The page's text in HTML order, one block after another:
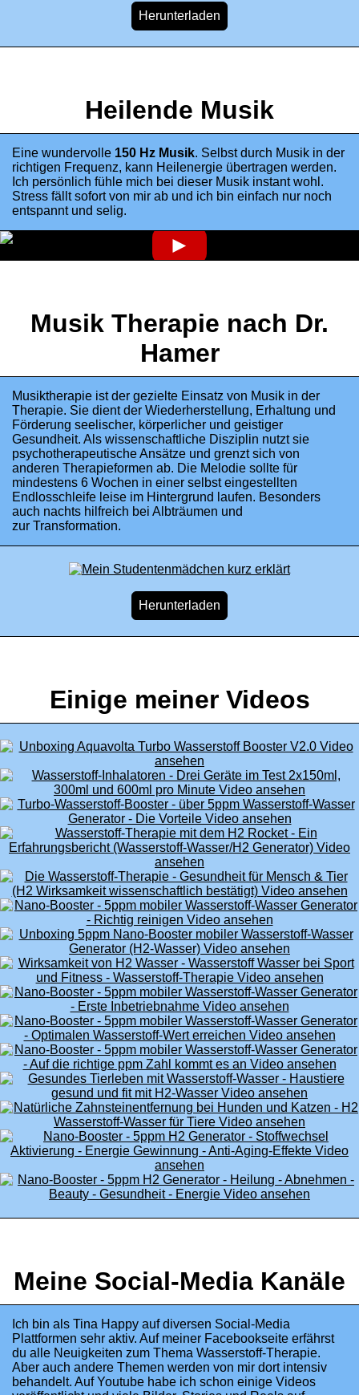
Heilende Musik
Eine wundervolle 150 Hz Musik. Selbst durch Musik in der
richtigen Frequenz, kann Heilenergie übertragen werden.
Ich persönlich fühle mich bei dieser Musik instant wohl.
Stress fällt sofort von mir ab und ich bin einfach nur noch
entspannt und selig.
►
Musik Therapie nach Dr.
Hamer
Musiktherapie ist der gezielte Einsatz von Musik in der
Therapie. Sie dient der Wiederherstellung, Erhaltung und
Förderung seelischer, körperlicher und geistiger
Gesundheit. Als wissenschaftliche Disziplin nutzt sie
psychotherapeutische Ansätze und grenzt sich von
anderen Therapieformen ab. Die Melodie sollte für
mindestens 6 Wochen in einer selbst eingestellten
Endlosschleife leise im Hintergrund laufen. Besonders
auch nachts hilfreich bei Albträumen und
zur Transformation.
Einige meiner Videos
Meine Social-Media Kanäle
Ich bin als Tina Happy auf diversen Social-Media
Plattformen sehr aktiv. Auf meiner Facebookseite erfährst
du alle Neuigkeiten zum Thema Wasserstoff-Therapie.
Aber auch andere Themen werden von mir dort intensiv
behandelt. Auf Youtube habe ich schon einige Videos